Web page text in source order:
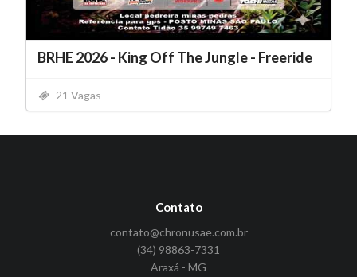
BRHE 2026 - King Off The Jungle - Freeride
21 Vagas
Contato
contato@chronusae.com.br
(34) 98863-7331
Araxá - MG